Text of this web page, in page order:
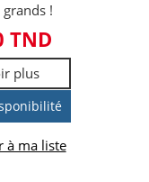
!
TND
plus
ma liste